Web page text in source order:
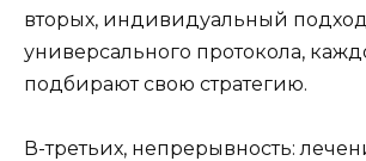
вторых, индивидуальный
универсального протокола,
подбирают свою стратегию.
В-третьих, непрерывность: